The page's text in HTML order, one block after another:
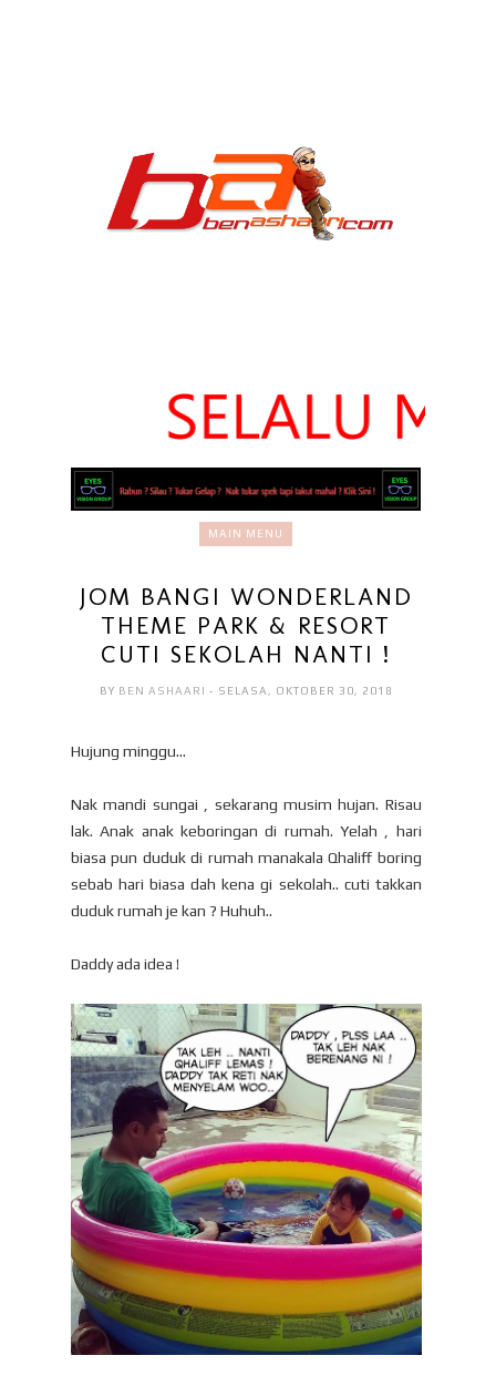
MAIN MENU
JOM BANGI WONDERLAND
THEME PARK & RESORT
CUTI SEKOLAH NANTI !
BY BEN ASHAARI - SELASA, OKTOBER 30, 2018
Hujung minggu...
Nak mandi sungai , sekarang musim hujan. Risau
lak. Anak anak keboringan di rumah. Yelah , hari
biasa pun duduk di rumah manakala Qhaliff boring
sebab hari biasa dah kena gi sekolah.. cuti takkan
duduk rumah je kan ? Huhuh..
Daddy ada idea !